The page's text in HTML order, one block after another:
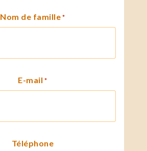
Nom de famille *
E-mail *
Téléphone